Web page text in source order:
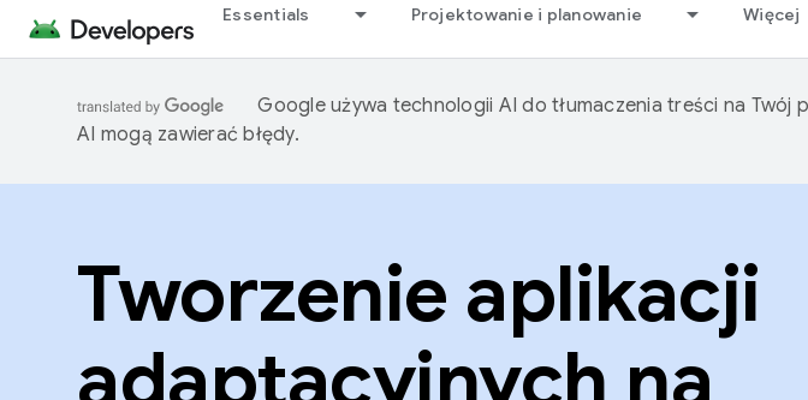
Essentials Projektowanie i planowanie Więcej
Google używa technologii AI do tłumaczenia treści na Twój
AI mogą zawierać błędy.
Tworzenie aplikacji
adaptacyjnych na